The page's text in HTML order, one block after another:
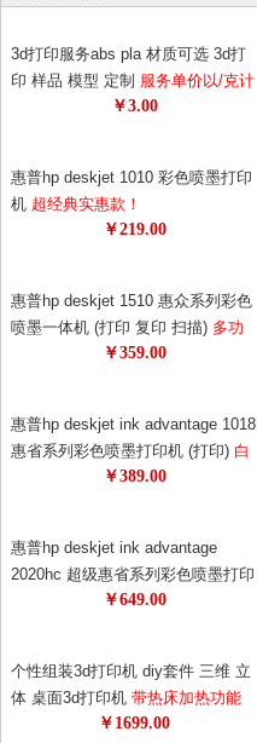
3d打印服务abs pla 材质可选 3d打
印 样品 模型 定制 服务单价以/克计
算 请先与客服确认数量 diy个性定
￥3.00
惠普hp deskjet 1010 彩色喷墨打印
机 超经典实惠款！
￥219.00
惠普hp deskjet 1510 惠众系列彩色
喷墨一体机 (打印 复印 扫描) 多功
能，一机多用，耗材更省！1050升
￥359.00
惠普hp deskjet ink advantage 1018
惠省系列彩色喷墨打印机 (打印) 白
色外观，更美观！打印机也可以时
￥389.00
惠普hp deskjet ink advantage
2020hc 超级惠省系列彩色喷墨打印
惠普超级惠省系列打印机！78元
￥649.00
个性组装3d打印机 diy套件 三维 立
体 桌面3d打印机 带热床加热功能
超值精品 极客必备 3d专享月特供
￥1699.00